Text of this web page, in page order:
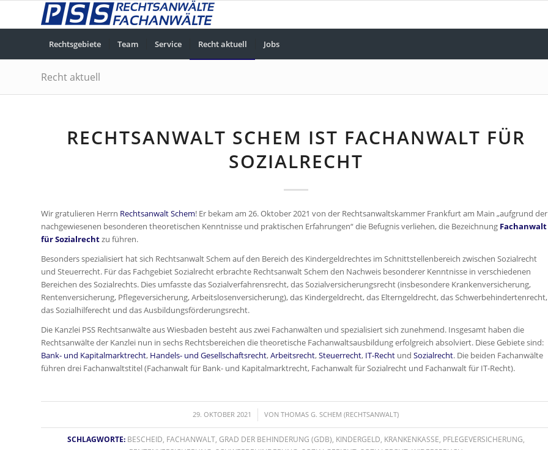
Rechtsgebiete Team Service Recht aktuell Jobs
Recht aktuell
RECHTSANWALT SCHEM IST FACHANWALT FÜR
SOZIALRECHT
Wir gratulieren Herrn Rechtsanwalt Schem! Er bekam am 26. Oktober 2021 von der Rechtsanwaltskammer Frankfurt am Main „aufgrund der
nachgewiesenen besonderen theoretischen Kenntnisse und praktischen Erfahrungen“ die Befugnis verliehen, die Bezeichnung Fachanwalt
für Sozialrechtzu führen.
Besonders spezialisiert hat sich Rechtsanwalt Schem auf den Bereich des Kindergeldrechtes im Schnittstellenbereich zwischen Sozialrecht
und Steuerrecht. Für das Fachgebiet Sozialrecht erbrachte Rechtsanwalt Schem den Nachweis besonderer Kenntnisse in verschiedenen
Bereichen des Sozialrechts. Dies umfasste das Sozialverfahrensrecht, das Sozialversicherungsrecht (insbesondere Krankenversicherung,
Rentenversicherung, Pflegeversicherung, Arbeitslosenversicherung), das Kindergeldrecht, das Elterngeldrecht, das Schwerbehindertenrecht,
das Sozialhilferecht und das Ausbildungsförderungsrecht.
Die Kanzlei PSS Rechtsanwälte aus Wiesbaden besteht aus zwei Fachanwälten und spezialisiert sich zunehmend. Insgesamt haben die
Rechtsanwälte der Kanzlei nun in sechs Rechtsbereichen die theoretische Fachanwaltsausbildung erfolgreich absolviert. Diese Gebiete sind:
Bank- und Kapitalmarktrecht, Handels- und Gesellschaftsrecht,Arbeitsrecht,Steuerrecht, IT-Recht und Sozialrecht. Die beiden Fachanwälte
führen drei Fachanwaltstitel (Fachanwalt für Bank- und Kapitalmarktrecht, Fachanwalt für Sozialrecht und Fachanwalt für IT-Recht).
29. OKTOBER 2021
/ VONTHOMAS G. SCHEM (RECHTSANWALT)
SCHLAGWORTE: BESCHEID FACHANWALT, GRAD DER BEHINDERUNG (GDB) KINDERGELD KRANKENKASSE PFLEGEVERSICHERUNG